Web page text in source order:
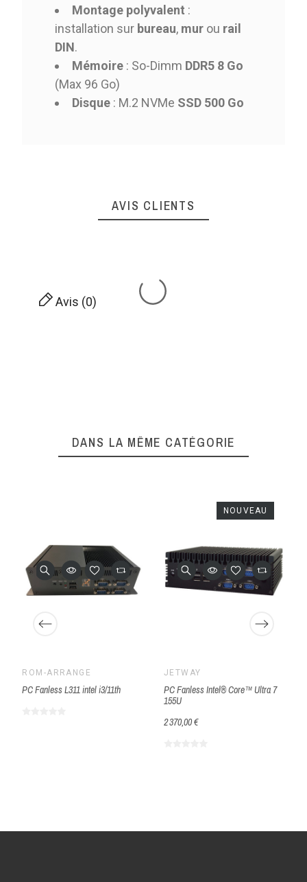
Montage polyvalent :
installation sur bureau, mur ou rail
DIN.
Mémoire : So-Dimm DDR5 8 Go
(Max 96 Go)
Disque : M.2 NVMe SSD 500 Go
AVIS CLIENTS
Avis (0)
DANS LA MÊME CATÉGORIE
ROM-ARRANGÉ
PC Fanless L311 intel i3/11th
JETWAY
PC Fanless Intel® Core™ Ultra 7
155U
2 370,00 €
NOUVEAU